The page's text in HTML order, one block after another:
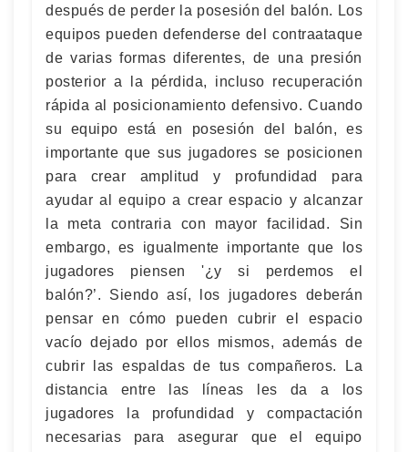
después de perder la posesión del balón. Los
equipos pueden defenderse del contraataque
de varias formas diferentes, de una presión
posterior a la pérdida, incluso recuperación
rápida al posicionamiento defensivo. Cuando
su equipo está en posesión del balón, es
importante que sus jugadores se posicionen
para crear amplitud y profundidad para
ayudar al equipo a crear espacio y alcanzar
la meta contraria con mayor facilidad. Sin
embargo, es igualmente importante que los
jugadores piensen '¿y si perdemos el
balón?’. Siendo así, los jugadores deberán
pensar en cómo pueden cubrir el espacio
vacío dejado por ellos mismos, además de
cubrir las espaldas de tus compañeros. La
distancia entre las líneas les da a los
jugadores la profundidad y compactación
necesarias para asegurar que el equipo